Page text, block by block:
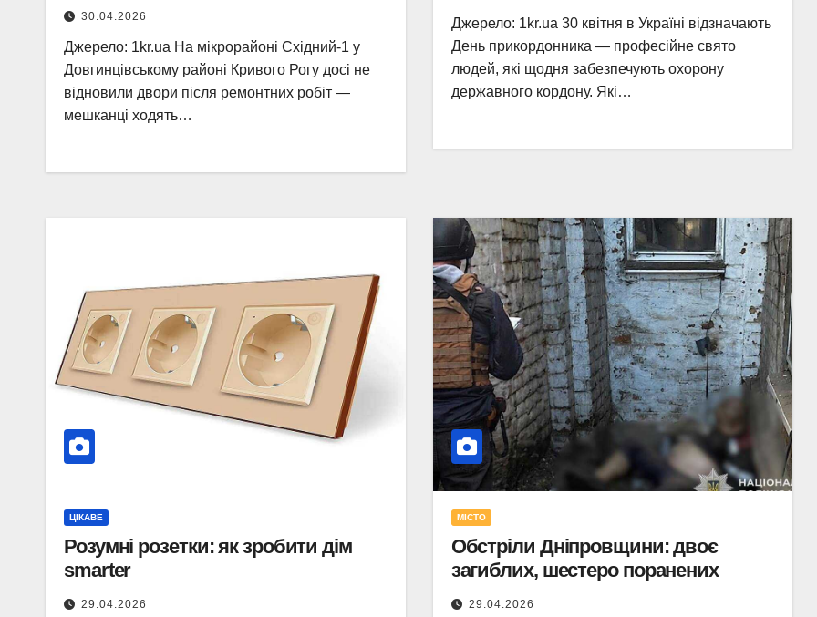
30.04.2026
Джерело: 1kr.ua На мікрорайоні Східний-1 у
Довгинцівському районі Кривого Рогу досі не
відновили двори після ремонтних робіт —
мешканці ходять…
Джерело: 1kr.ua 30 квітня в Україні відзначають
День прикордонника — професійне свято
людей, які щодня забезпечують охорону
державного кордону. Які…
ЦІКАВЕ
Розумні розетки: як зробити дім
smarter
29.04.2026
МІСТО
Обстріли Дніпровщини: двоє
загиблих, шестеро поранених
29.04.2026